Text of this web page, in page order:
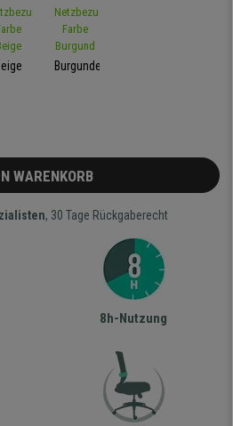
Burgunder
WARENKORB
, 30 Tage Rückgaberecht
8h-Nutzung